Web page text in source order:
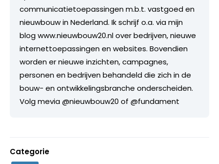
communicatietoepassingen m.b.t. vastgoed en
nieuwbouw in Nederland. Ik schrijf o.a. via mijn
blog www.nieuwbouw20.nl over bedrijven, nieuwe
internettoepassingen en websites. Bovendien
worden er nieuwe inzichten, campagnes,
personen en bedrijven behandeld die zich in de
bouw- en ontwikkelingsbranche onderscheiden.
Volg mevia @nieuwbouw20 of @fundament
Categorie